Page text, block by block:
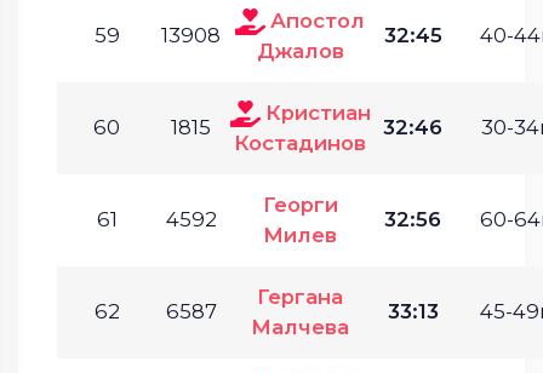
59 13908
Апостол
Джалов
32:45 40-
60 1815
Кристиан
Костадинов
32:46 30-
61 4592
Георги
Милев
32:56 60-
62 6587
Гергана
Малчева
33:13 45-